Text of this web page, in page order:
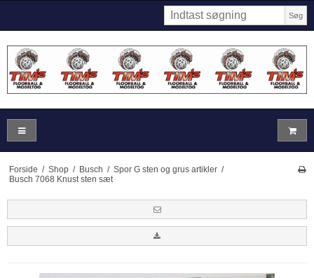
Søg
Forside / Shop / Busch / Spor G sten og grus artikler /
Busch 7068 Knust sten sæt